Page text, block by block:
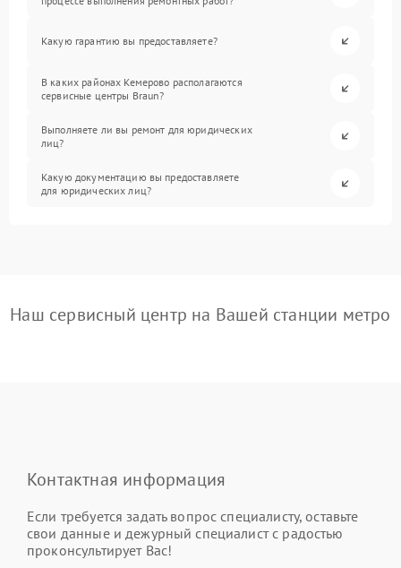
Какую гарантию вы предоставляете?
В каких районах Кемерово располагаются
сервисные центры Braun?
Выполняете ли вы ремонт для юридических
лиц?
Какую документацию вы предоставляете
для юридических лиц?
Наш сервисный центр на Вашей станции метро
Контактная информация
Если требуется задать вопрос специалисту, оставьте
свои данные и дежурный специалист с радостью
проконсультирует Вас!